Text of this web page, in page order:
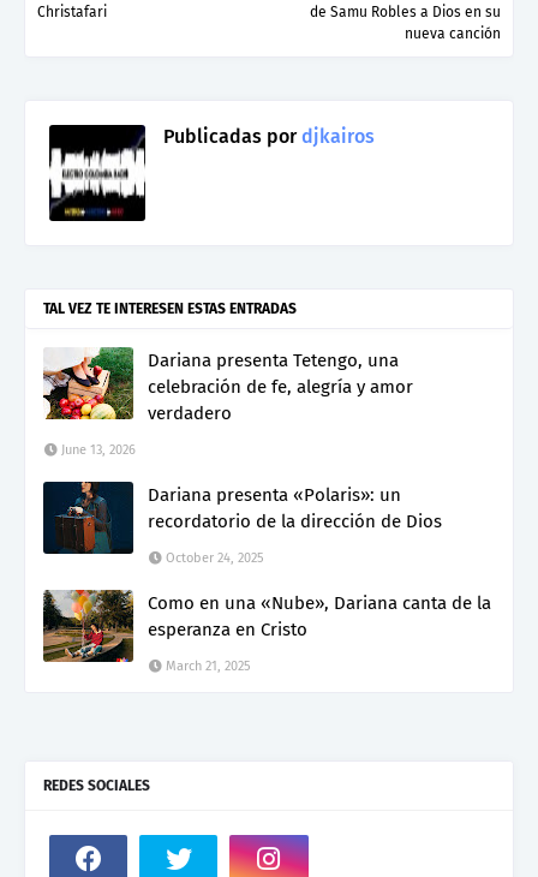
de Samu Robles a Dios en su
nueva canción
Christafari
Publicadas pordjkairos
TAL VEZ TE INTERESEN ESTAS ENTRADAS
Dariana presenta Tetengo, una
celebración de fe, alegría y amor
verdadero
June 13, 2026
Dariana presenta «Polaris»: un
recordatorio de la dirección de Dios
October 24, 2025
Como en una «Nube», Dariana canta de la
esperanza en Cristo
March 21, 2025
REDES SOCIALES